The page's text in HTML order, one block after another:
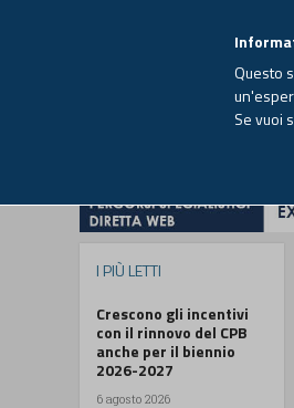
I PIÙ LETTI
Crescono gli incentivi
con il rinnovo del CPB
anche per il biennio
2026-2027
6 agosto 2026
Questo
Se vuoi